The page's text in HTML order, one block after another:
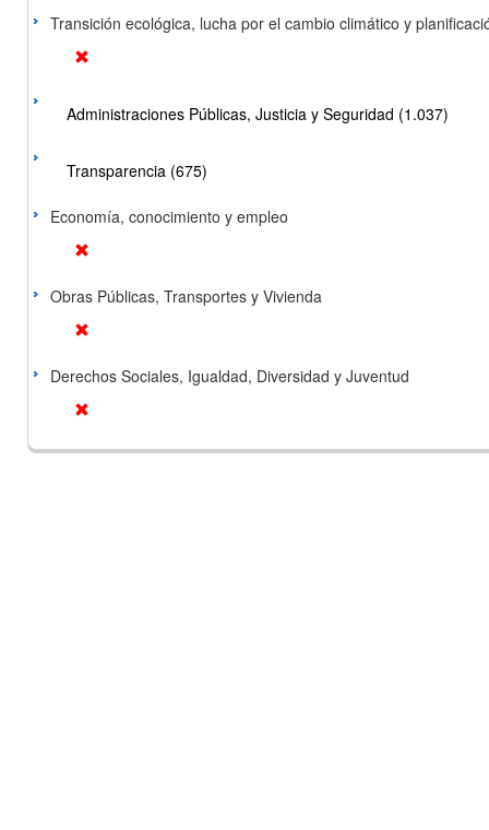
Transición ecológica, lucha por el cambio climático y
Administraciones Públicas, Justicia y Seguridad (1.037)
Transparencia (675)
Economía, conocimiento y empleo
Obras Públicas, Transportes y Vivienda
Derechos Sociales, Igualdad, Diversidad y Juventud